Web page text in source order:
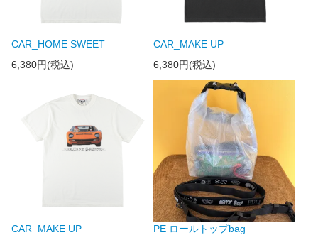
CAR_HOME SWEET
6,380円(税込)
CAR_MAKE UP
6,380円(税込)
CAR_MAKE UP
PE ロールトップbag